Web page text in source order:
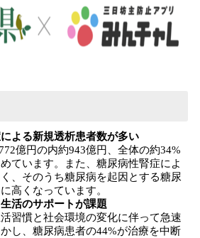
よる新規透析患者数が多い
億円の内約943億円、全体の約34%
ています。また、糖尿病性腎症によ
、そのうち糖尿病を起因とする糖尿
高くなっています。
活のサポートが課題
習慣と社会環境の変化に伴って急速
し、糖尿病患者の44%が治療を中断